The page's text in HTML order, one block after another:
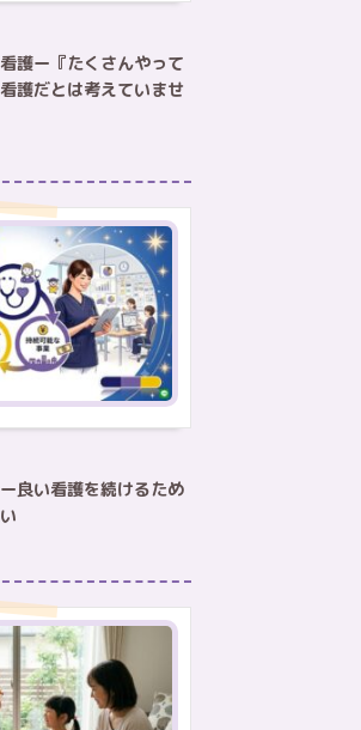
護ー『たくさんやって
護だとは考えていませ
良い看護を続けるため